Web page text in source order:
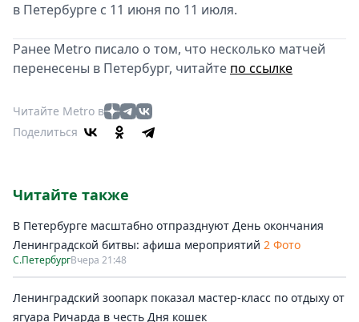
в Петербурге с 11 июня по 11 июля.
Ранее Metro писало о том, что несколько матчей
перенесены в Петербург, читайте по ссылке
Читайте Metro в
Поделиться
Читайте также
В Петербурге масштабно отпразднуют День окончания
Ленинградской битвы: афиша мероприятий 2 Фото
С.ПетербургВчера 21:48
Ленинградский зоопарк показал мастер-класс по отдыху от
ягуара Ричарда в честь Дня кошек